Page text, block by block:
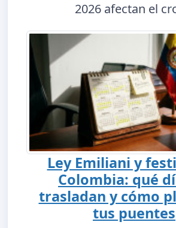
2026 afectan el
Ley Emiliani y
Colombia: qué
trasladan y cómo
tus puentes